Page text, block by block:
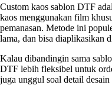
Custom kaos sablon DTF
kaos menggunakan film
pemanasan. Metode ini
lama, dan bisa diaplikasikan
Kalau dibandingin sama
DTF lebih fleksibel untuk
juga unggul soal detail